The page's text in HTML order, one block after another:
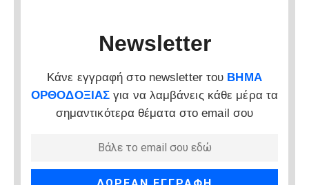
Newsletter
Κάνε εγγραφή στο newsletter του ΒΗΜΑ
ΟΡΘΟΔΟΞΙΑΣ για να λαμβάνεις κάθε μέρα τα
σημαντικότερα θέματα στο email σου